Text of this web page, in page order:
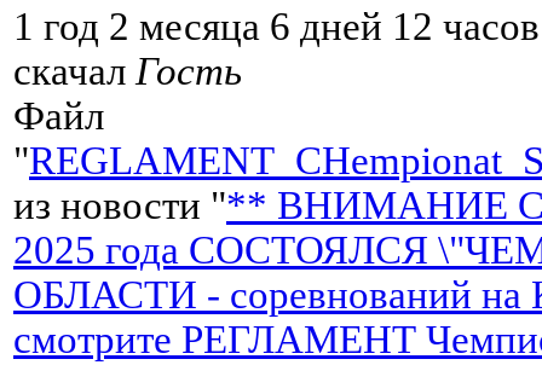
1 год 2 месяца 6 дней 12
скачал Гость
Файл
"
из новости "** ВНИМАНИЕ
2025 года СОСТОЯЛСЯ
ОБЛАСТИ - соревнований
смотрите РЕГЛАМЕНТ